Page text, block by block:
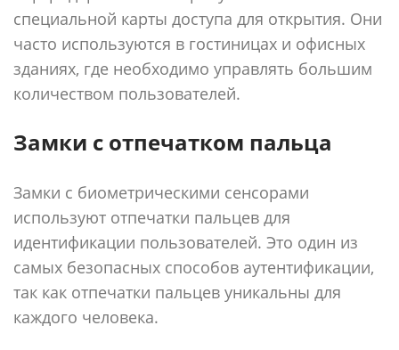
специальной карты доступа для открытия. Они
часто используются в гостиницах и офисных
зданиях, где необходимо управлять большим
количеством пользователей.
Замки с отпечатком пальца
Замки с биометрическими сенсорами
используют отпечатки пальцев для
идентификации пользователей. Это один из
самых безопасных способов аутентификации,
так как отпечатки пальцев уникальны для
каждого человека.